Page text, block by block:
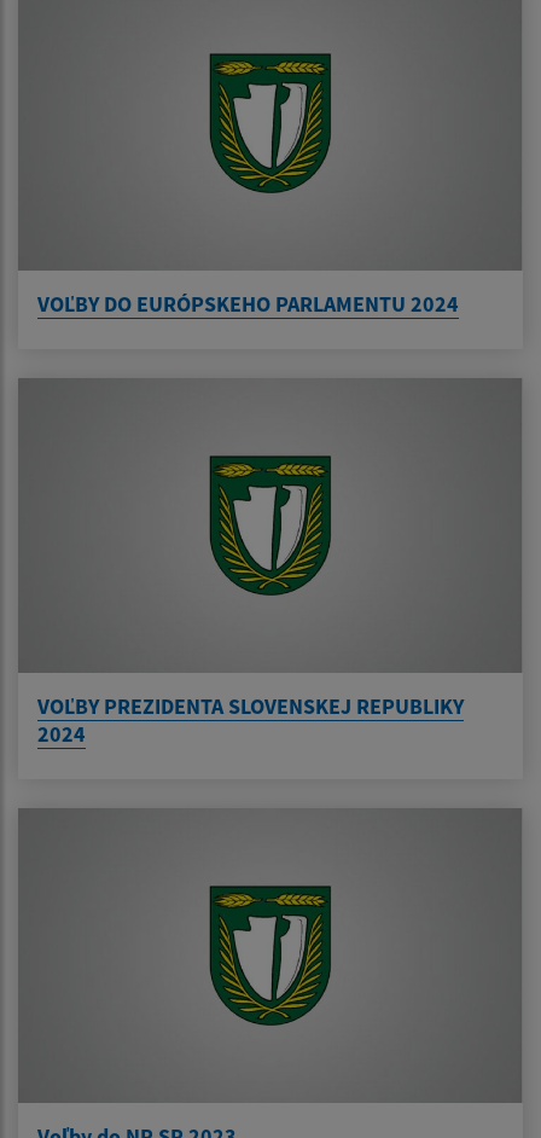
VOĽBY DO EURÓPSKEHO PARLAMENTU 2024
VOĽBY PREZIDENTA SLOVENSKEJ REPUBLIKY
2024